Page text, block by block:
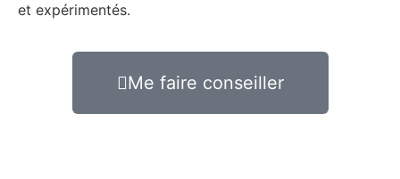
et expérimentés.
Me faire conseiller